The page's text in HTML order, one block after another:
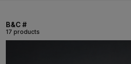
B&C #
17 products